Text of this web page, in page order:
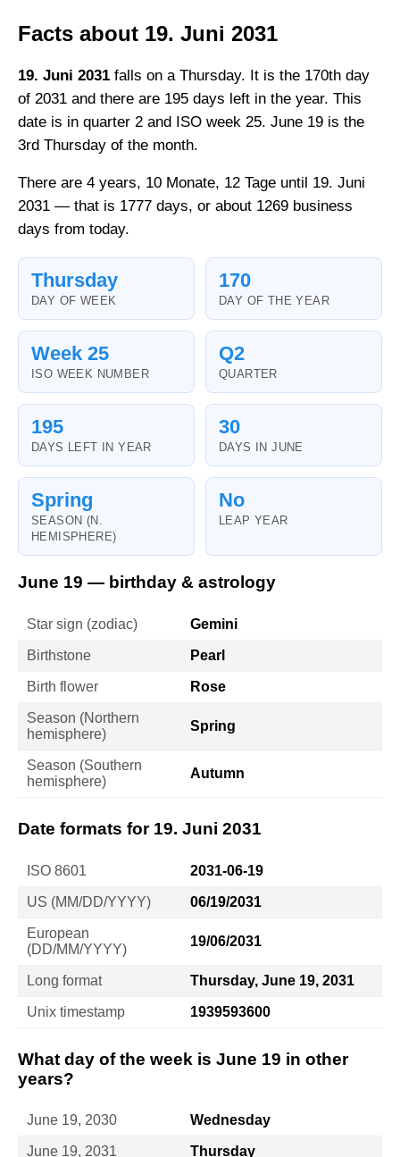
Facts about 19. Juni 2031
19. Juni 2031 falls on a Thursday. It is the 170th day
of 2031 and there are 195 days left in the year. This
date is in quarter 2 and ISO week 25. June 19 is the
3rd Thursday of the month.
There are 4 years, 10 Monate, 12 Tage until 19. Juni
2031 — that is 1777 days, or about 1269 business
days from today.
Thursday
DAY OF WEEK
170
DAY OF THE YEAR
Week 25
ISO WEEK NUMBER
Q2
QUARTER
195
DAYS LEFT IN YEAR
30
DAYS IN JUNE
Spring
SEASON (N.
HEMISPHERE)
No
LEAP YEAR
June 19 — birthday & astrology
Star sign (zodiac) Gemini
Birthstone Pearl
Birth flower Rose
Season (Northern
hemisphere)
Spring
Season (Southern
hemisphere)
Autumn
Date formats for 19. Juni 2031
ISO 8601 2031-06-19
US (MM/DD/YYYY) 06/19/2031
European
(DD/MM/YYYY)
19/06/2031
Long format Thursday, June 19, 2031
Unix timestamp 1939593600
What day of the week is June 19 in other
years?
June 19, 2030 Wednesday
June 19, 2031 Thursday